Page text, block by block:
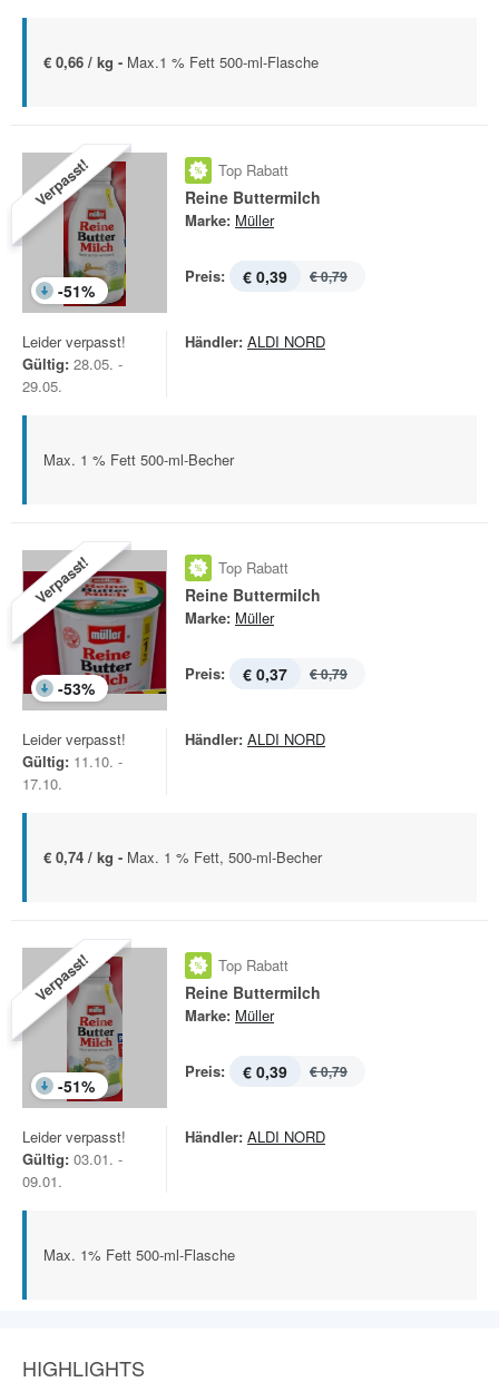
€ 0,66 / kg - Max.1 % Fett 500-ml-Flasche
Verpasst!
-51%
Top Rabatt
Reine Buttermilch
Marke: Müller
Preis: € 0,39 € 0,79
Leider verpasst!
Gültig: 28.05. -
29.05.
Händler: ALDI NORD
Max. 1 % Fett 500-ml-Becher
Verpasst!
-53%
Top Rabatt
Reine Buttermilch
Marke: Müller
Preis: € 0,37 € 0,79
Leider verpasst!
Gültig: 11.10. -
17.10.
Händler: ALDI NORD
€ 0,74 / kg - Max. 1 % Fett, 500-ml-Becher
Verpasst!
-51%
Top Rabatt
Reine Buttermilch
Marke: Müller
Preis: € 0,39 € 0,79
Leider verpasst!
Gültig: 03.01. -
09.01.
Händler: ALDI NORD
Max. 1% Fett 500-ml-Flasche
HIGHLIGHTS